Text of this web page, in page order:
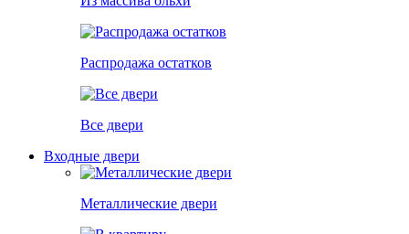
Распродажа остатков
Все двери
Входные двери
Металлические двери